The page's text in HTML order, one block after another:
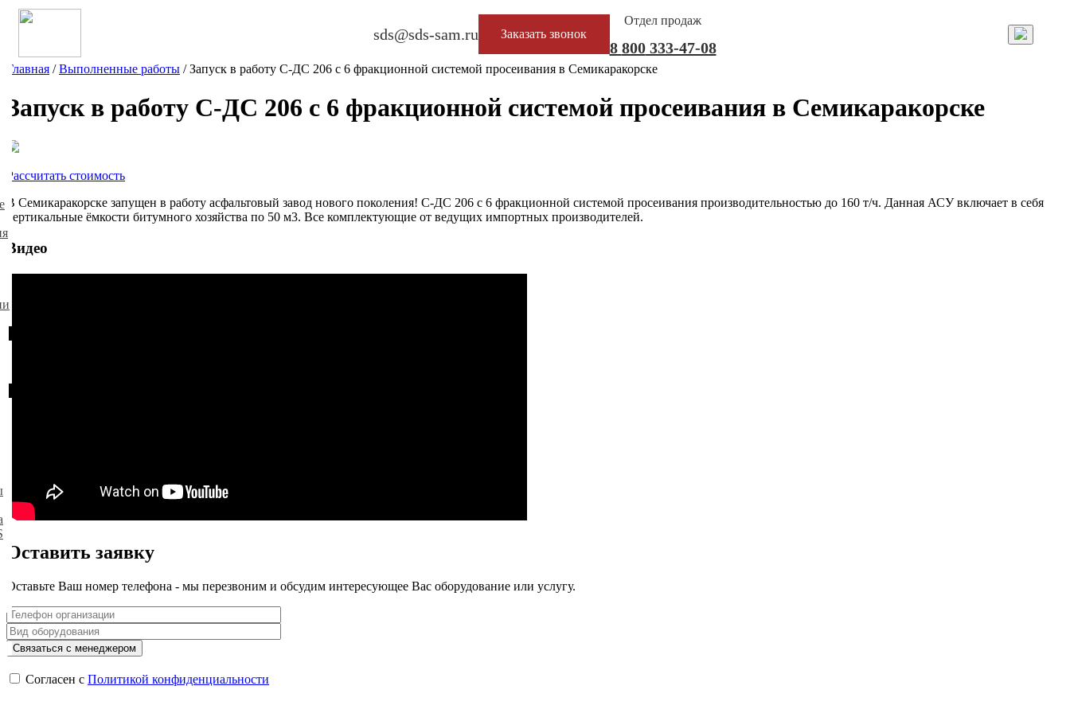
sds@sds-sam.ru Заказать звонок
Отдел продаж
8 800333-47-08
Главная /Выполненные работы /Запуск в работу С-ДС 206 с 6 фракционной системой просеивания в Семикаракорске
Запуск в работу С-ДС 206 с 6 фракционной системой просеивания в Семикаракорске
Рассчитать стоимость
В Семикаракорске запущен в работу асфальтовый завод нового поколения! С-ДС 206 с 6 фракционной системой просеивания производительностью до 160 т/ч. Данная АСУ включает в себя
вертикальные ёмкости битумного хозяйства по 50 м3. Все комплектующие от ведущих импортных производителей.
Видео
Оставить заявку
Оставьте Ваш номер телефона - мы перезвоним и обсудим интересующее Вас оборудование или услугу.
Согласен с Политикой конфиденциальности